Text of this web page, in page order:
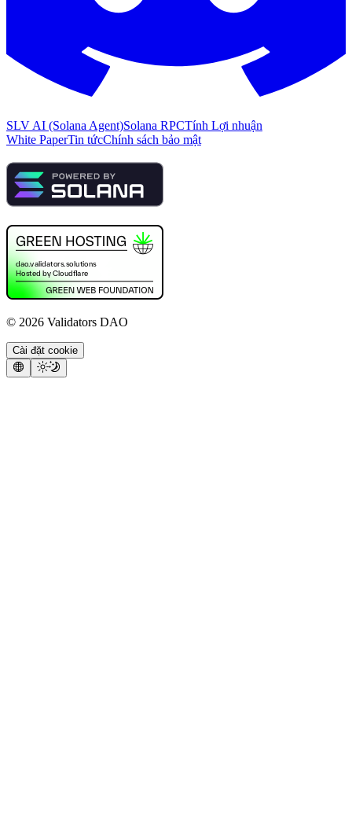
SLV AI (Solana Agent)Solana RPCTính Lợi nhuận
White PaperTin tứcChính sách bảo mật
© 2026 Validators DAO
Cài đặt cookie